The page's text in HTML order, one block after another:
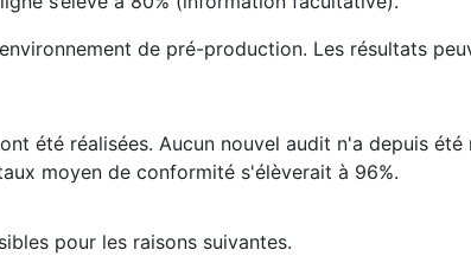
de pré-production. Les résultats
été réalisées. Aucun nouvel audit n'a depuis été
moyen de conformité s'élèverait à 96%.
pour les raisons suivantes.